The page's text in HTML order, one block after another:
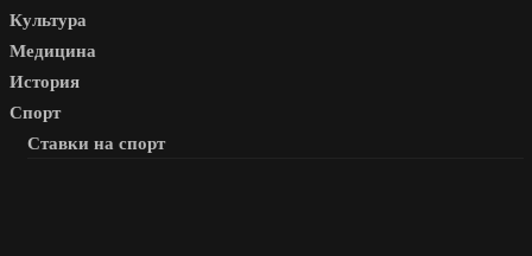
Культура
Медицина
История
Спорт
Ставки на спорт